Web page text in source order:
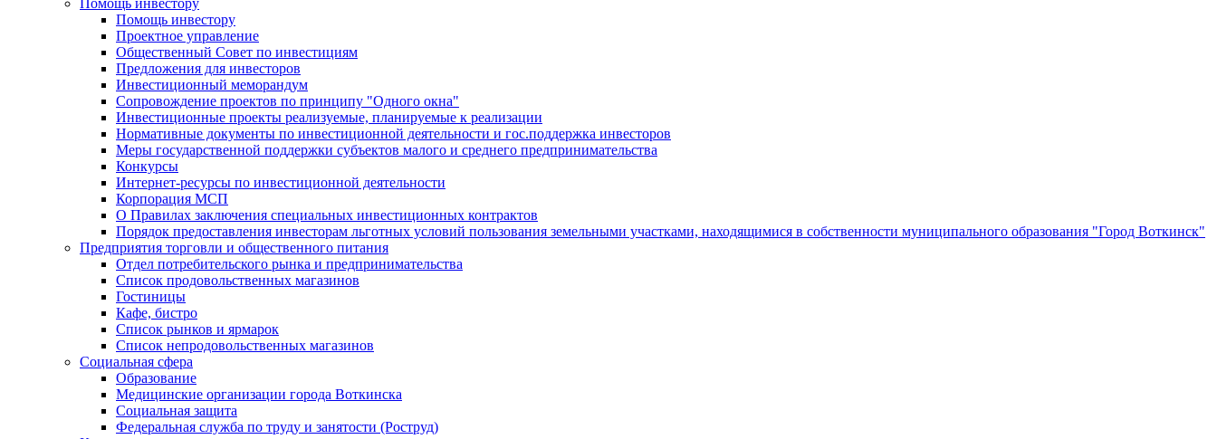
Помощь инвестору
Помощь инвестору
Проектное управление
Общественный Совет по инвестициям
Предложения для инвесторов
Инвестиционный меморандум
Сопровождение проектов по принципу "Oдного окна"
Инвестиционные проекты реализуемые, планируемые к реализации
Нормативные документы по инвестиционной деятельности и гос.поддержка инвесторов
Меры государственной поддержки субъектов малого и среднего предпринимательства
Конкурсы
Интернет-ресурсы по инвестиционной деятельности
Корпорация МСП
О Правилах заключения специальных инвестиционных контрактов
Порядок предоставления инвесторам льготных условий пользования земельными участками, находящимися в собственности муниципального образования "Город Воткинск"
Предприятия торговли и общественного питания
Отдел потребительского рынка и предпринимательства
Список продовольственных магазинов
Гостиницы
Кафе, бистро
Cписок рынков и ярмарок
Список непродовольственных магазинов
Социальная сфера
Образование
Медицинские организации города Воткинска
Социальная защита
Федеральная служба по труду и занятости (Роструд)